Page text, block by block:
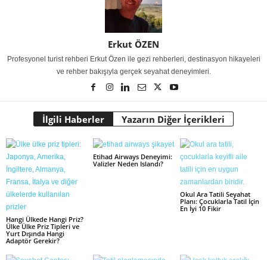
Erkut ÖZEN
Profesyonel turist rehberi Erkut Özen ile gezi rehberleri, destinasyon hikayeleri
ve rehber bakışıyla gerçek seyahat deneyimleri.
İlgili Haberler Yazarın Diğer İçerikleri
Hangi Ülkede Hangi Priz?
Ülke Ülke Priz Tipleri ve
Yurt Dışında Hangi
Adaptör Gerekir?
Etihad Airways Deneyimi:
Valizler Neden Islandı?
Okul Ara Tatili Seyahat
Planı: Çocuklarla Tatil İçin
En İyi 10 Fikir